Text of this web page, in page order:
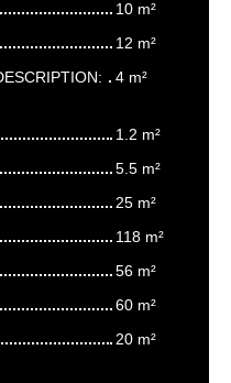
10 m²
12 m²
4 m²
1.2 m²
5.5 m²
25 m²
118 m²
56 m²
60 m²
20 m²